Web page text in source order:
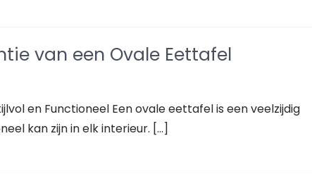
van een Ovale Eettafel
en Functioneel Een ovale eettafel is een veelzijdig
kan zijn in elk interieur. […]